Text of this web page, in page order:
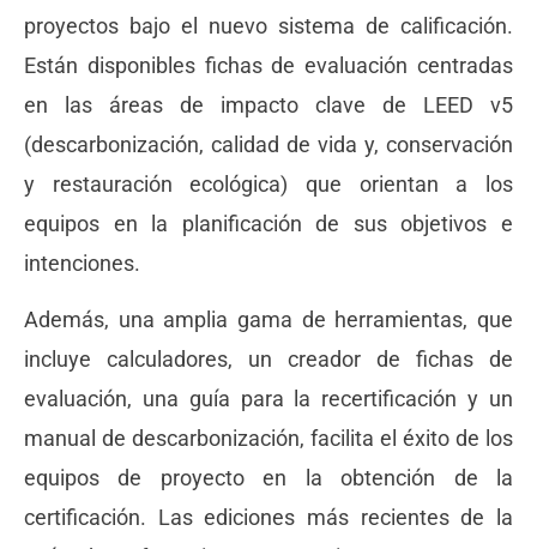
proyectos bajo el nuevo sistema de calificación.
Están disponibles fichas de evaluación centradas
en las áreas de impacto clave de LEED v5
(descarbonización, calidad de vida y, conservación
y restauración ecológica) que orientan a los
equipos en la planificación de sus objetivos e
intenciones.
Además, una amplia gama de herramientas, que
incluye calculadores, un creador de fichas de
evaluación, una guía para la recertificación y un
manual de descarbonización, facilita el éxito de los
equipos de proyecto en la obtención de la
certificación. Las ediciones más recientes de la